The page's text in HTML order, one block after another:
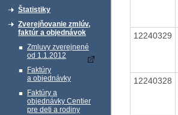
Štatistiky
Zverejňovanie zmlúv,
faktúr a objednávok
Zmluvy zverejnené
od 1.1.2012
Faktúry
a objednávky
Faktúry a
objednávky Centier
pre deti a rodiny
12240329
12240328